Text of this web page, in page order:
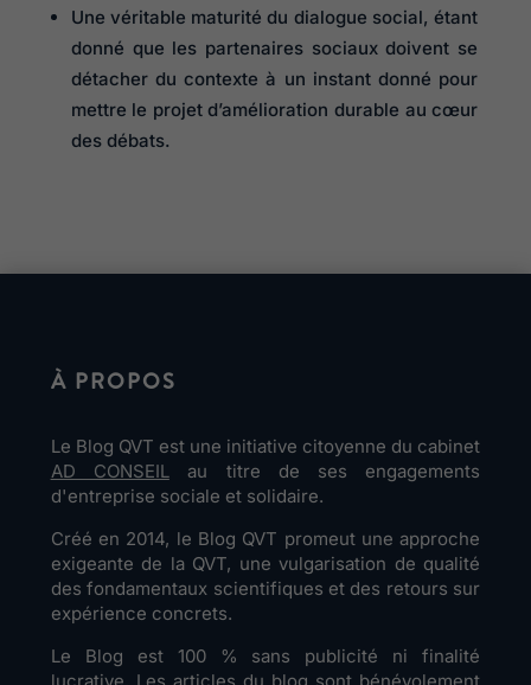
Une véritable maturité du dialogue social, étant
donné que les partenaires sociaux doivent se
détacher du contexte à un instant donné pour
mettre le projet d’amélioration durable au cœur
des débats.
À PROPOS
Le Blog QVT est une initiative citoyenne du cabinet
AD CONSEIL
au titre de ses engagements
d'entreprise sociale et solidaire.
Créé en 2014, le Blog QVT promeut une approche
exigeante de la QVT, une vulgarisation de qualité
des fondamentaux scientifiques et des retours sur
expérience concrets.
Le Blog est 100 % sans publicité ni finalité
lucrative. Les articles du blog sont bénévolement